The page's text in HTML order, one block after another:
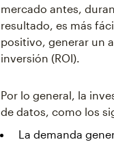
mercado antes,
resultado, es más
positivo, generar un
inversión (ROI).
Por lo general, la
de datos, como los
La demanda